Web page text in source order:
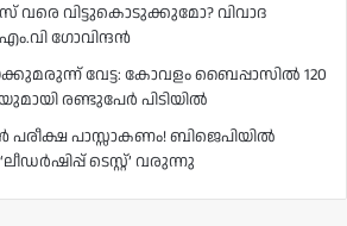
വരെ വിട്ടുകൊടുക്കുമോ? വിവാദ
ഗോവിന്ദൻ
വേട്ട: കോവളം ബൈപ്പാസിൽ 120
രണ്ടുപേർ പിടിയിൽ
പരീക്ഷ പാസ്സാകണം! ബിജെപിയിൽ
ടെസ്റ്റ്’ വരുന്നു